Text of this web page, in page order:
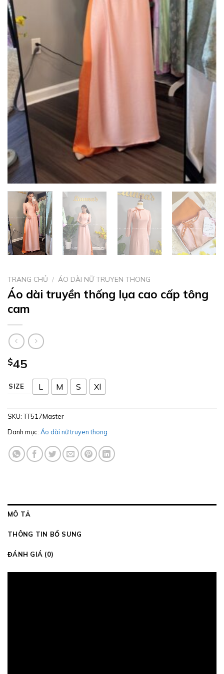
TRANG CHỦ / ÁO DÀI NỮ TRUYEN THONG
Áo dài truyền thống lụa cao cấp tông
cam
$45
SIZE L M S Xl
SKU:TT517Master
Danh mục: Áo dài nữ truyen thong
MÔ TẢ
THÔNG TIN BỔ SUNG
ĐÁNH GIÁ (0)